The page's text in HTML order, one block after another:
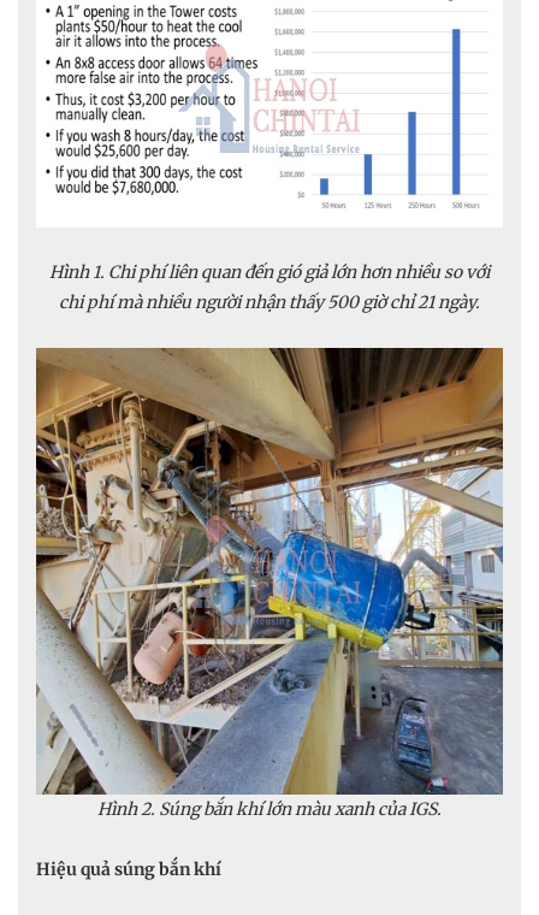
Hình 1. Chi phí liên quan đến gió giả lớn hơn nhiều so với
chi phí mà nhiều người nhận thấy 500 giờ chỉ 21 ngày.
Hình 2. Súng bắn khí lớn màu xanh của IGS.
Hiệu quả súng bắn khí